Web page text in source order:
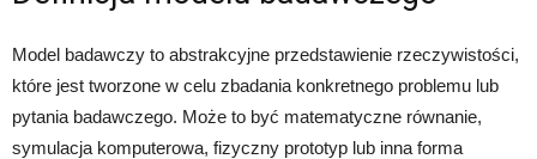
Model badawczy to abstrakcyjne przedstawienie rzeczywistości,
które jest tworzone w celu zbadania konkretnego problemu lub
pytania badawczego. Może to być matematyczne równanie,
symulacja komputerowa, fizyczny prototyp lub inna forma